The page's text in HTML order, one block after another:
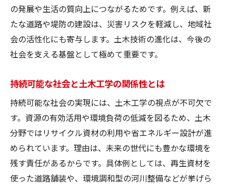
ものづくりが好きな人に土木が向く理由
土木分野で伸びる人の成長パターンとは
基礎工事の種類とそれぞれの役割を知る
土木工事の基礎には多様な種類がある
現場に応じた基礎工法の選び方を理解する
土木施工で重視される基礎工事の違い
基礎工事の種類を実務視点で比較する
構造力学や水理学が現場で果たす役割
構造力学の知識が土木現場で活きる理由
の発展や生活の質向上につながるためです。例えば、新
たな道路や堤防の建設は、災害リスクを軽減し、地域社
会の活性化にも寄与します。土木技術の進化は、今後の
社会を支える基盤として極めて重要です。
持続可能な社会と土木工学の関係性とは
持続可能な社会の実現には、土木工学の視点が不可欠で
す。資源の有効活用や環境負荷の低減を図るため、土木
分野ではリサイクル資材の利用や省エネルギー設計が進
められています。理由は、未来の世代にも豊かな環境を
残す責任があるからです。具体例としては、再生資材を
使った道路舗装や、環境調和型の河川整備などが挙げら